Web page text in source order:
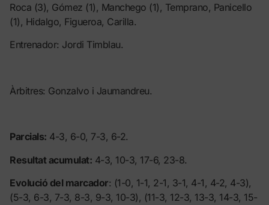
Roca (3), Gómez (1), Manchego (1), Temprano, Panicello
(1), Hidalgo, Figueroa, Carilla.
Entrenador: Jordi Timblau.
Àrbitres: Gonzalvo i Jaumandreu.
Parcials: 4-3, 6-0, 7-3, 6-2.
Resultat acumulat: 4-3, 10-3, 17-6, 23-8.
Evolució del marcador: (1-0, 1-1, 2-1, 3-1, 4-1, 4-2, 4-3),
(5-3, 6-3, 7-3, 8-3, 9-3, 10-3), (11-3, 12-3, 13-3, 14-3, 15-